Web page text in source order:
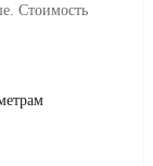
Стоимость